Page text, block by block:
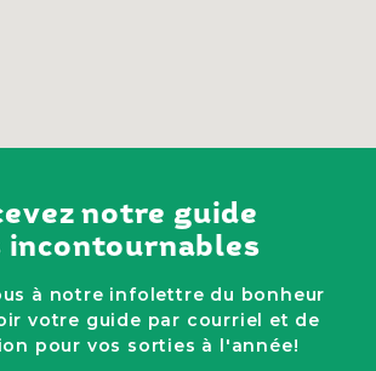
notre guide
incontournables
à notre infolettre du bonheur
votre guide par courriel et de
pour vos sorties à l'année!